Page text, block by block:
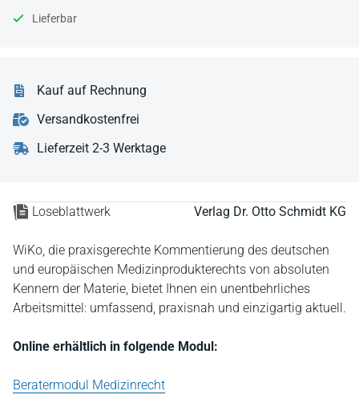
Loseblattwerk Verlag Dr. Otto Schmidt KG
WiKo, die praxisgerechte Kommentierung des deutschen
und europäischen Medizinprodukterechts von absoluten
Kennern der Materie, bietet Ihnen ein unentbehrliches
Arbeitsmittel: umfassend, praxisnah und einzigartig aktuell.
Online erhältlich in folgende Modul:
Beratermodul Medizinrecht
Lieferbar
Kauf auf Rechnung
Versandkostenfrei
Lieferzeit 2-3 Werktage